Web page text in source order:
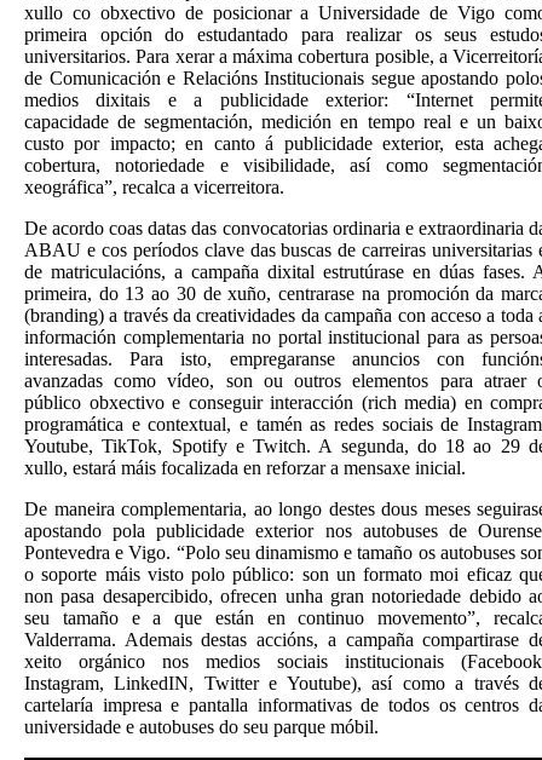
xullo co obxectivo de posicionar a Universidade de Vigo
primeira opción do estudantado para realizar os seus
universitarios. Para xerar a máxima cobertura posible, a
de Comunicación e Relacións Institucionais segue apostando
medios dixitais e a publicidade exterior: “Internet
capacidade de segmentación, medición en tempo real e un
custo por impacto; en canto á publicidade exterior, esta
cobertura, notoriedade e visibilidade, así como
xeográfica”, recalca a vicerreitora.
De acordo coas datas das convocatorias ordinaria e extraordinaria
ABAU e cos períodos clave das buscas de carreiras universitarias
de matriculacións, a campaña dixital estrutúrase en dúas fases.
primeira, do 13 ao 30 de xuño, centrarase na promoción da
(branding) a través da creatividades da campaña con acceso a toda
información complementaria no portal institucional para as
interesadas. Para isto, empregaranse anuncios con
avanzadas como vídeo, son ou outros elementos para atraer
público obxectivo e conseguir interacción (rich media) en
programática e contextual, e tamén as redes sociais de
Youtube, TikTok, Spotify e Twitch. A segunda, do 18 ao 29
xullo, estará máis focalizada en reforzar a mensaxe inicial.
De maneira complementaria, ao longo destes dous meses
apostando pola publicidade exterior nos autobuses de
Pontevedra e Vigo. “Polo seu dinamismo e tamaño os autobuses
o soporte máis visto polo público: son un formato moi eficaz
non pasa desapercibido, ofrecen unha gran notoriedade debido
seu tamaño e a que están en continuo movemento”,
Valderrama. Ademais destas accións, a campaña compartirase
xeito orgánico nos medios sociais institucionais
Instagram, LinkedIN, Twitter e Youtube), así como a través
cartelaría impresa e pantalla informativas de todos os centros
universidade e autobuses do seu parque móbil.